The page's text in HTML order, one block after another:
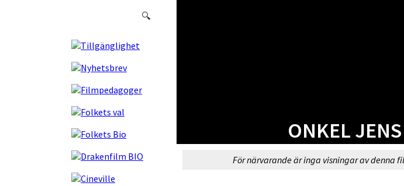
🔍
ONKEL JENS
För närvarande är inga visningar av denna